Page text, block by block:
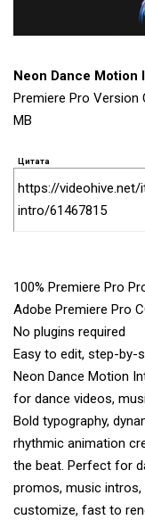
Neon Dance Motion
Premiere Pro Version
MB
Цитата
https://
intro/61467815
100% Premiere Pro
Adobe Premiere Pro
No plugins required
Easy to edit, step-by-
Neon Dance Motion
for dance videos,
Bold typography,
rhythmic animation
the beat. Perfect for
promos, music intros,
customize, fast to